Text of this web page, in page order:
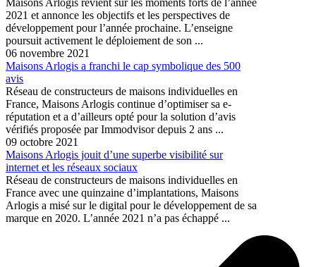
Maisons Arlogis revient sur les moments forts de l’année
2021 et annonce les objectifs et les perspectives de
développement pour l’année prochaine. L’enseigne
poursuit activement le déploiement de son ...
06 novembre 2021
Maisons Arlogis a franchi le cap symbolique des 500
avis
Réseau de constructeurs de maisons individuelles en
France, Maisons Arlogis continue d’optimiser sa e-
réputation et a d’ailleurs opté pour la solution d’avis
vérifiés proposée par Immodvisor depuis 2 ans ...
09 octobre 2021
Maisons Arlogis jouit d’une superbe visibilité sur
internet et les réseaux sociaux
Réseau de constructeurs de maisons individuelles en
France avec une quinzaine d’implantations, Maisons
Arlogis a misé sur le digital pour le développement de sa
marque en 2020. L’année 2021 n’a pas échappé ...